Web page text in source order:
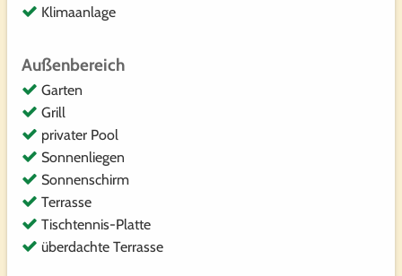
Klimaanlage
Außenbereich
Garten
Grill
privater Pool
Sonnenliegen
Sonnenschirm
Terrasse
Tischtennis-Platte
überdachte Terrasse